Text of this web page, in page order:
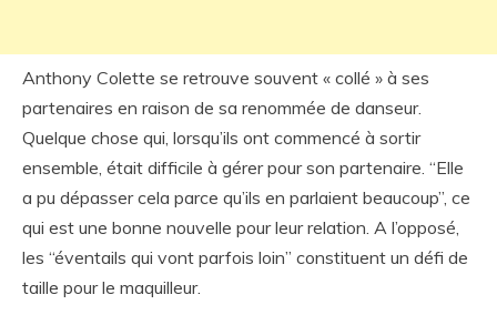
Anthony Colette se retrouve souvent « collé » à ses
partenaires en raison de sa renommée de danseur.
Quelque chose qui, lorsqu’ils ont commencé à sortir
ensemble, était difficile à gérer pour son partenaire. “Elle
a pu dépasser cela parce qu’ils en parlaient beaucoup”, ce
qui est une bonne nouvelle pour leur relation. A l’opposé,
les “éventails qui vont parfois loin” constituent un défi de
taille pour le maquilleur.